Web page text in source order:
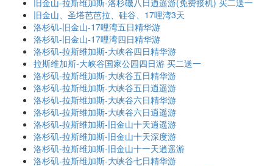
旧金山-拉斯维加斯-洛杉磯八日逍遥游(免费接机) 买二送一
旧金山、圣塔芭芭拉、硅谷、17哩湾3天
洛杉矶-旧金山-17哩湾五日精华游
洛杉矶-旧金山-17哩湾四日精华游
洛杉矶-拉斯维加斯-大峡谷四日精华游
拉斯维加斯-大峡谷国家公园四日游 买二送一
洛杉矶-拉斯维加斯-大峡谷五日精华游
洛杉矶-拉斯维加斯-大峡谷五日逍遥游
洛杉矶-拉斯维加斯-大峡谷六日精华游
洛杉矶-拉斯维加斯-大峡谷六日逍遥游
洛杉矶-拉斯维加斯-旧金山十天逍遥游
洛杉矶-拉斯维加斯-旧金山十天深度游
洛杉矶-拉斯维加斯-旧金山十一天逍遥游
洛杉矶-拉斯维加斯-大峡谷七日精华游